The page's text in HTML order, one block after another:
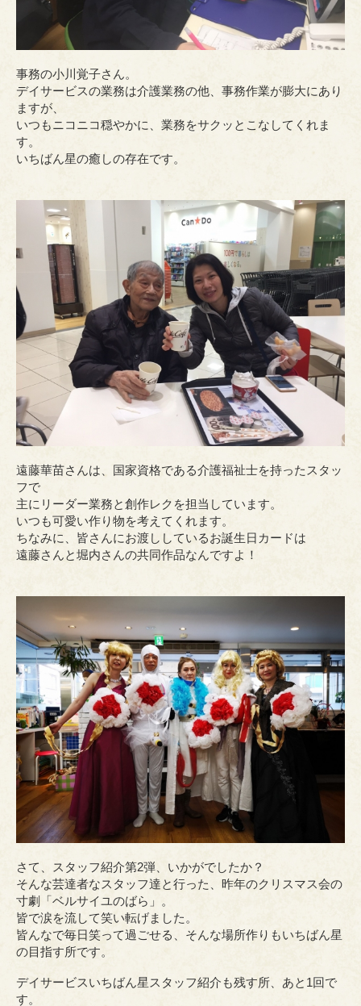
事務の小川覚子さん。
デイサービスの業務は介護業務の他、事務作業が膨大にあり
ますが、
いつもニコニコ穏やかに、業務をサクッとこなしてくれま
す。
いちばん星の癒しの存在です。
遠藤華苗さんは、国家資格である介護福祉士を持ったスタッ
フで
主にリーダー業務と創作レクを担当しています。
いつも可愛い作り物を考えてくれます。
ちなみに、皆さんにお渡ししているお誕生日カードは
遠藤さんと堀内さんの共同作品なんですよ！
さて、スタッフ紹介第2弾、いかがでしたか？
そんな芸達者なスタッフ達と行った、昨年のクリスマス会の
寸劇「ベルサイユのばら」。
皆で涙を流して笑い転げました。
皆んなで毎日笑って過ごせる、そんな場所作りもいちばん星
の目指す所です。
デイサービスいちばん星スタッフ紹介も残す所、あと1回で
す。